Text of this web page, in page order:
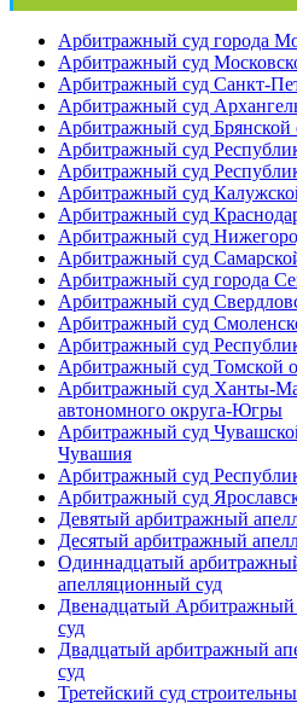
Арбитражный суд города
Арбитражный суд
Арбитражный суд Санкт-
Арбитражный суд
Арбитражный суд Брянской
Арбитражный суд
Арбитражный суд
Арбитражный суд
Арбитражный суд
Арбитражный суд
Арбитражный суд
Арбитражный суд города
Арбитражный суд
Арбитражный суд
Арбитражный суд
Арбитражный суд Томской
Арбитражный суд Ханты-
автономного округа-Югры
Арбитражный суд
Чувашия
Арбитражный суд
Арбитражный суд
Девятый арбитражный
Десятый арбитражный
Одиннадцатый
апелляционный суд
Двенадцатый
суд
Двадцатый арбитражный
суд
Третейский суд